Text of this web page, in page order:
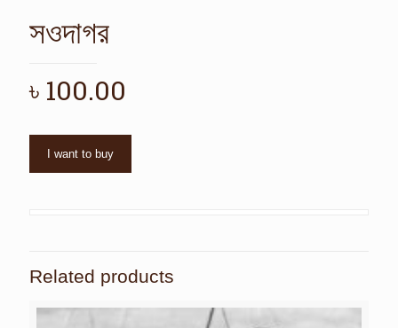
সওদাগর
৳ 100.00
I want to buy
Related products